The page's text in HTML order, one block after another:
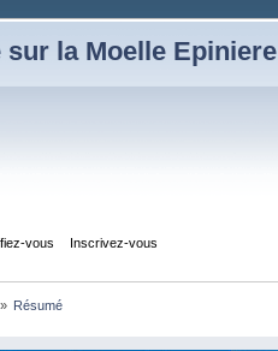
la Moelle Epiniere
vous Inscrivez-vous
Résumé